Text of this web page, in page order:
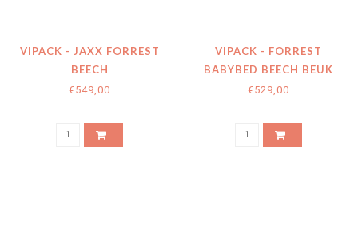
VIPACK - JAXX FORREST
BEECH
VERZORGINGSTAFEL /
€549,00
VIPACK - FORREST
BABYBED BEECH BEUK
WIT 70 X 140 CM +
€529,00